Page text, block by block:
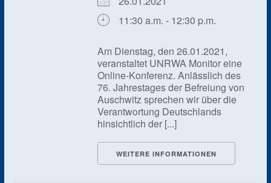
11:30 a.m. - 12:30 p.m.
Am Dienstag, den 26.01.2021,
veranstaltet UNRWA Monitor eine
Online-Konferenz. Anlässlich des
76. Jahrestages der Befreiung von
Auschwitz sprechen wir über die
Verantwortung Deutschlands
hinsichtlich der [...]
WEITERE INFORMATIONEN